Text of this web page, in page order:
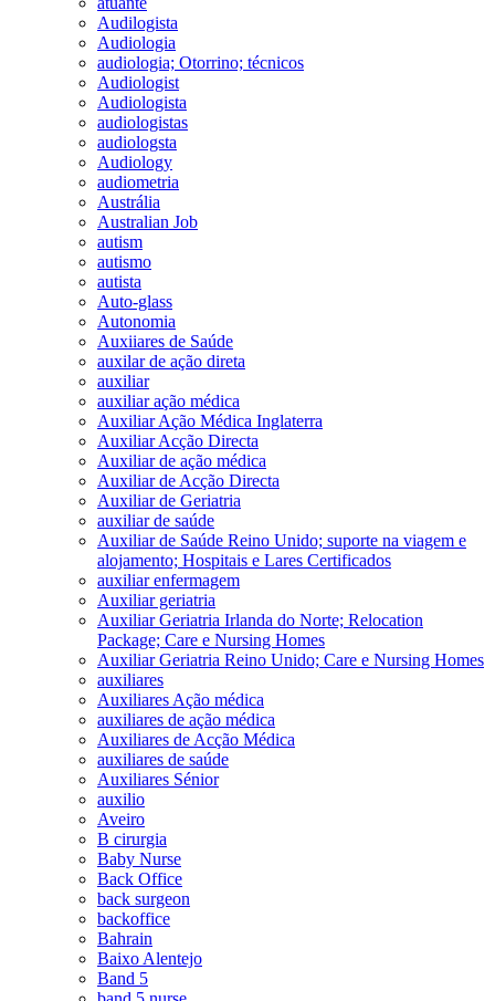
Audilogista
Audiologia
audiologia; Otorrino; técnicos
Audiologist
Audiologista
audiologistas
audiologsta
Audiology
audiometria
Austrália
Australian Job
autism
autismo
autista
Auto-glass
Autonomia
Auxiiares de Saúde
auxilar de ação direta
auxiliar
auxiliar ação médica
Auxiliar Ação Médica Inglaterra
Auxiliar Acção Directa
Auxiliar de ação médica
Auxiliar de Acção Directa
Auxiliar de Geriatria
auxiliar de saúde
Auxiliar de Saúde Reino Unido; suporte na viagem e
alojamento; Hospitais e Lares Certificados
auxiliar enfermagem
Auxiliar geriatria
Auxiliar Geriatria Irlanda do Norte; Relocation
Package; Care e Nursing Homes
Auxiliar Geriatria Reino Unido; Care e Nursing Homes
auxiliares
Auxiliares Ação médica
auxiliares de ação médica
Auxiliares de Acção Médica
auxiliares de saúde
Auxiliares Sénior
auxilio
Aveiro
B cirurgia
Baby Nurse
Back Office
back surgeon
backoffice
Bahrain
Baixo Alentejo
Band 5